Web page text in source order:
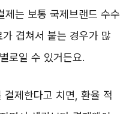
제는 보통 국제브랜드 수수
겹쳐서 붙는 경우가 많
로일 수 있거든요.
제한다고 치면, 환율 적